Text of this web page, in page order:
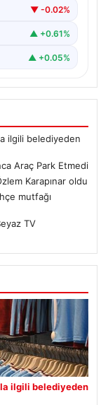
▼ -0.02%
▲ +0.61%
▲ +0.05%
ilgili belediyeden
Araç Park Etmedi
Karapınar oldu
mutfağı
TV
ilgili belediyeden